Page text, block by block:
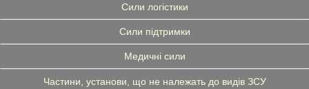
Сили логістики
Сили підтримки
Медичні сили
Частини, установи, що не належать до видів ЗСУ